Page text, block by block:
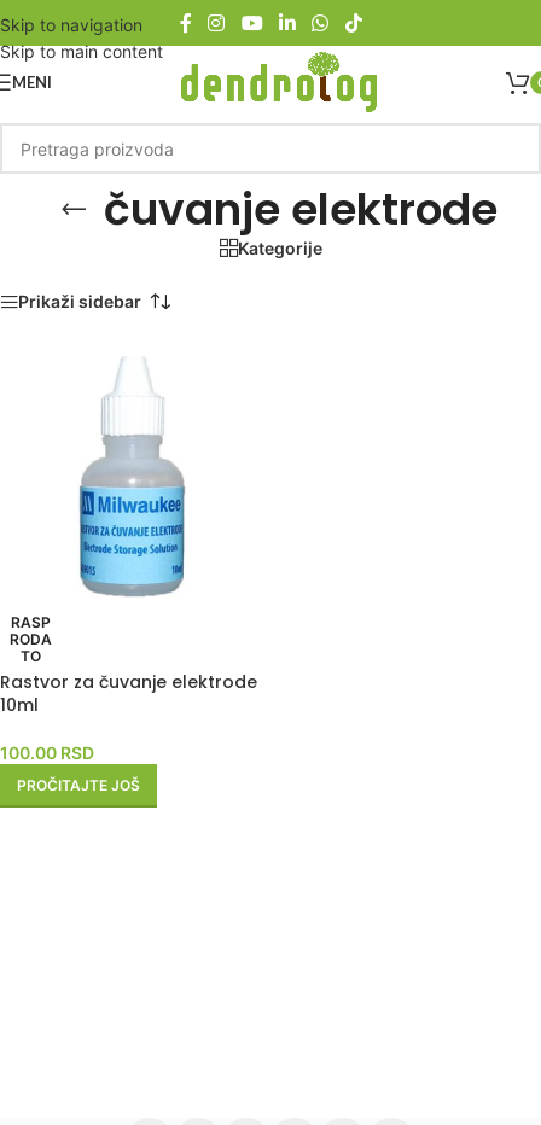
Skip to navigation
Skip to main content
MENI
čuvanje elektrode
Kategorije
Prikaži sidebar
RASP
RODA
TO
Rastvor za čuvanje elektrode
10ml
100.00 RSD
PROČITAJTE JOŠ